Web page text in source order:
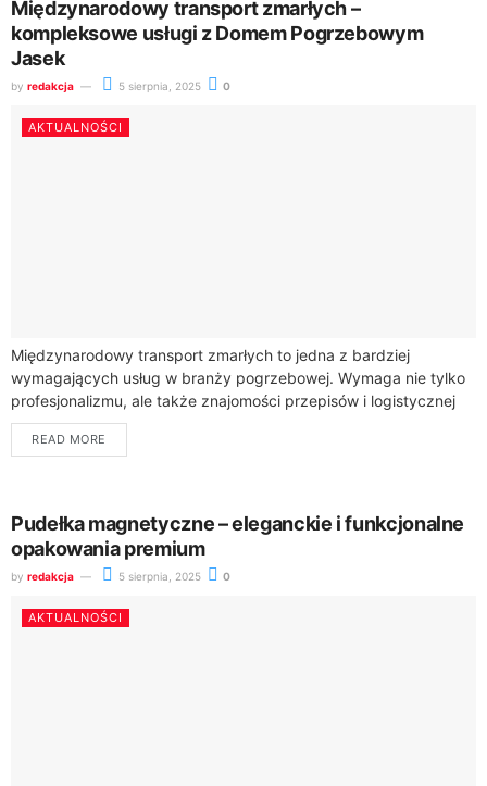
Międzynarodowy transport zmarłych –
kompleksowe usługi z Domem Pogrzebowym
Jasek
by redakcja 5 sierpnia, 2025 0
AKTUALNOŚCI
Międzynarodowy transport zmarłych to jedna z bardziej
wymagających usług w branży pogrzebowej. Wymaga nie tylko
profesjonalizmu, ale także znajomości przepisów i logistycznej
precyzji. Dom Pogrzebowy Jasek, działający w Gliwicach,
Zabrzu...
READ MORE
Pudełka magnetyczne – eleganckie i funkcjonalne
opakowania premium
by redakcja 5 sierpnia, 2025 0
AKTUALNOŚCI